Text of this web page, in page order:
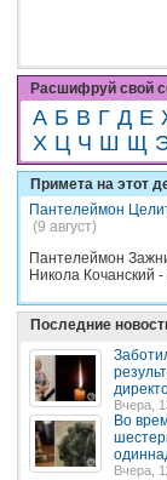
Расшифруй свой
А Б В Г Д Е
Х Ц Ч Ш Щ
Примета на этот
Пантелеймон
(9 август)
Пантелеймон
Никола Кочанский -
Последние
Вчера,
Во
Вчера,